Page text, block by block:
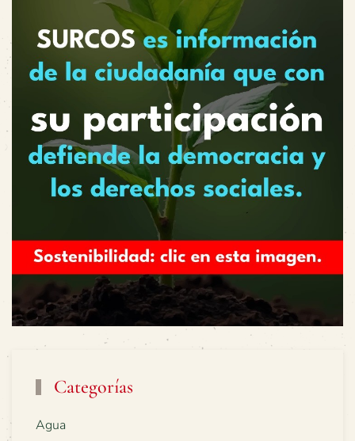
Categorías
Agua